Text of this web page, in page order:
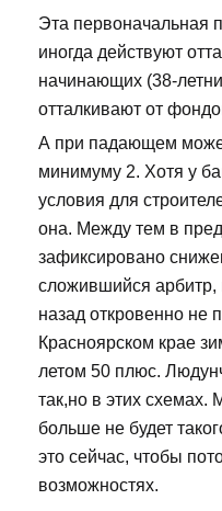
Эта первоначальная
иногда действуют
начинающих (38-
отталкивают от
А при падающем
минимуму 2. Хотя у
условия для
она. Между тем в
зафиксировано
сложившийся арбитр,
назад откровенно не
Красноярском крае
летом 50 плюс.
так,но в этих схемах.
больше не будет
это сейчас, чтобы
возможностях.